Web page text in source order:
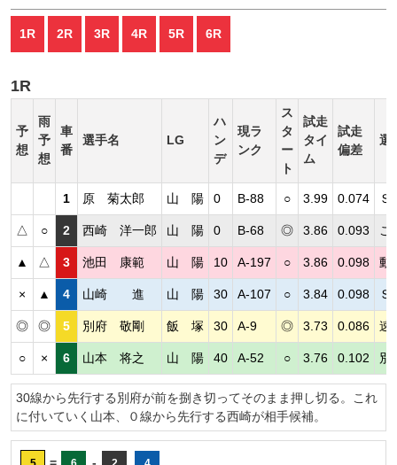
1R 2R 3R 4R 5R 6R
1R
予
想
雨
予
想
車
番
選手名 LG
ハ
ン
デ
現ラ
ンク
ス
タ
ー
ト
試走
タイ
ム
試走
偏差
選
1 原 菊太郎 山 陽 0 B-88 ○ 3.99 0.074 Ｓ
△ ○ 2 西崎 洋一郎 山 陽 0 B-68 ◎ 3.86 0.093 こ
▲ △ 3 池田 康範 山 陽 10 A-197 ○ 3.86 0.098 動
× ▲ 4 山崎 進 山 陽 30 A-107 ○ 3.84 0.098 Ｓ
◎ ◎ 5 別府 敬剛 飯 塚 30 A-9 ◎ 3.73 0.086 速
○ × 6 山本 将之 山 陽 40 A-52 ○ 3.76 0.102 別
30線から先行する別府が前を捌き切ってそのまま押し切る。これ
に付いていく山本、０線から先行する西崎が相手候補。
= -